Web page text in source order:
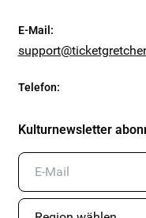
E-Mail :
Telefon:
Kulturnewsletter